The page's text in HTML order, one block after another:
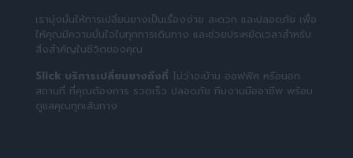
เรามุ่งมั่นให้การเปลี่ยนยางเป็นเรื่องง่าย สะดวก และปลอดภัย เพื่อ
ให้คุณมีความมั่นใจในทุกการเดินทาง และช่วยประหยัดเวลาสำหรับ
สิ่งสำคัญในชีวิตของคุณ
Slick บริการเปลี่ยนยางถึงที่ ไม่ว่าจะบ้าน ออฟฟิศ หรือนอก
สถานที่ ที่คุณต้องการ รวดเร็ว ปลอดภัย ทีมงานมืออาชีพ พร้อม
ดูแลคุณทุกเส้นทาง